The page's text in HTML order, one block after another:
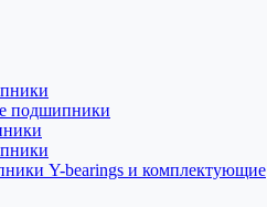
подшипники
Y-bearings и комплектующие